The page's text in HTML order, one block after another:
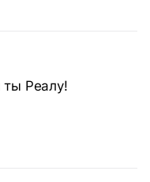
Реалу!